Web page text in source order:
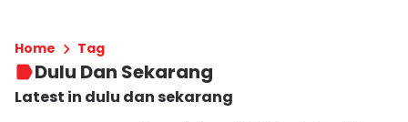
Home Tag
Dulu Dan Sekarang
Latest in dulu dan sekarang